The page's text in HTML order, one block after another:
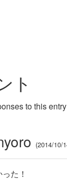
ト
to this
2014/10/
た！